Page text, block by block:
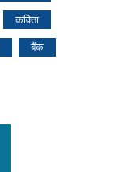
कविता
बैंक